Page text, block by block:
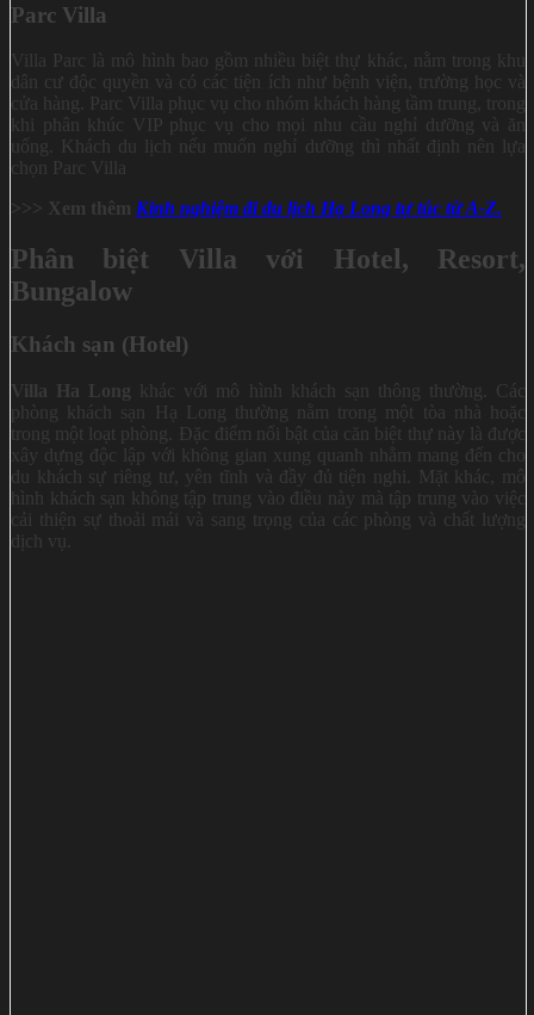
Parc Villa
Villa Parc là mô hình bao gồm nhiều biệt thự khác, nằm trong khu
dân cư độc quyền và có các tiện ích như bệnh viện, trường học và
cửa hàng. Parc Villa phục vụ cho nhóm khách hàng tầm trung, trong
khi phân khúc VIP phục vụ cho mọi nhu cầu nghỉ dưỡng và ăn
uống. Khách du lịch nếu muốn nghỉ dưỡng thì nhất định nên lựa
chọn Parc Villa
>>> Xem thêm Kinh nghiệm đi du lịch Hạ Long tự túc từ A-Z.
Phân biệt Villa với Hotel, Resort,
Bungalow
Khách sạn (Hotel)
Villa Ha Long khác với mô hình khách sạn thông thường. Các
phòng khách sạn Hạ Long thường nằm trong một tòa nhà hoặc
trong một loạt phòng. Đặc điểm nổi bật của căn biệt thự này là được
xây dựng độc lập với không gian xung quanh nhằm mang đến cho
du khách sự riêng tư, yên tĩnh và đầy đủ tiện nghi. Mặt khác, mô
hình khách sạn không tập trung vào điều này mà tập trung vào việc
cải thiện sự thoải mái và sang trọng của các phòng và chất lượng
dịch vụ.